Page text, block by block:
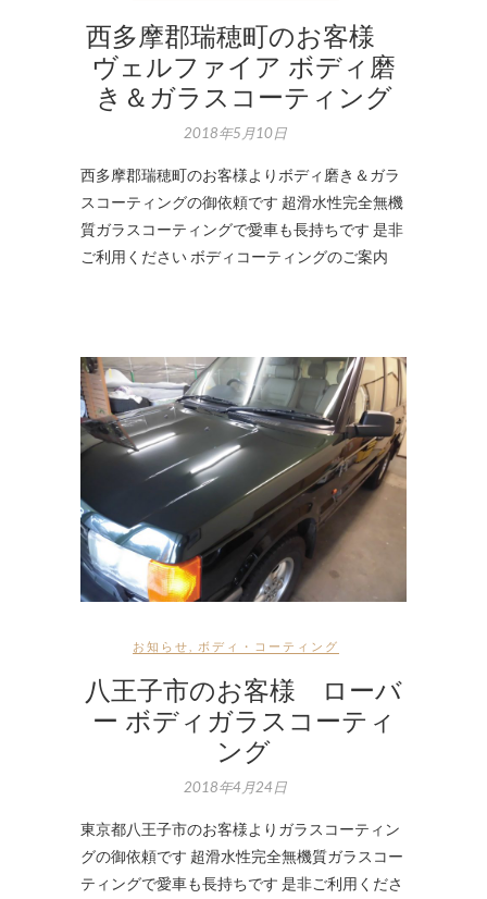
西多摩郡瑞穂町のお客様
ヴェルファイア ボディ磨
き＆ガラスコーティング
2018年5月10日
西多摩郡瑞穂町のお客様よりボディ磨き＆ガラ
スコーティングの御依頼です 超滑水性完全無機
質ガラスコーティングで愛車も長持ちです 是非
ご利用ください ボディコーティングのご案内
お知らせ ボディ・コーティング
八王子市のお客様 ローバ
ー ボディガラスコーティ
ング
2018年4月24日
東京都八王子市のお客様よりガラスコーティン
グの御依頼です 超滑水性完全無機質ガラスコー
ティングで愛車も長持ちです 是非ご利用くださ